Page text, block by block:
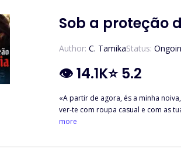
las líneas entre lo falso y la
de Jimena, amenazando su nueva
si eso significa formar una alianza
mantendrán los nuevos lazos de
Sob a proteção
Author: C. TamikaStatus:
👁14.1K⭐5.2
«A partir de agora, és a minha
ver-te com roupa casual e com as
esquecer, cruza o caminho de
more